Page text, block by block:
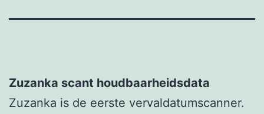
Zuzanka scant houdbaarheidsdata
Zuzanka is de eerste vervaldatumscanner.